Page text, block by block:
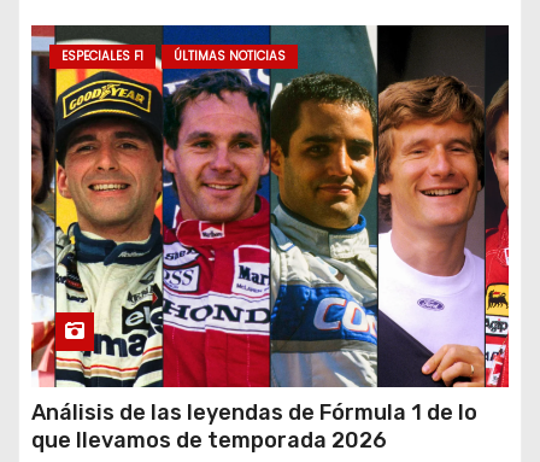
ESPECIALES F1 ÚLTIMAS NOTICIAS
Análisis de las leyendas de Fórmula 1 de lo
que llevamos de temporada 2026